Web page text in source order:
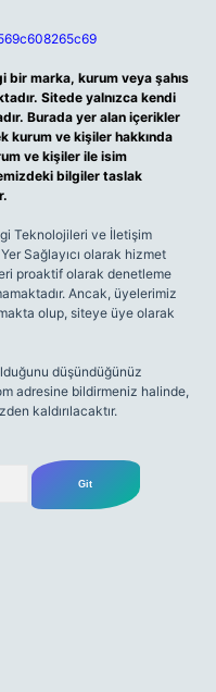
bir marka, kurum veya şahıs
Sitede yalnızca kendi
Burada yer alan içerikler
kurum ve kişiler hakkında
ve kişiler ile isim
bilgiler taslak
Teknolojileri ve İletişim
Sağlayıcı olarak hizmet
proaktif olarak denetleme
Ancak, üyelerimiz
olup, siteye üye olarak
düşündüğünüz
adresine bildirmeniz halinde,
kaldırılacaktır.